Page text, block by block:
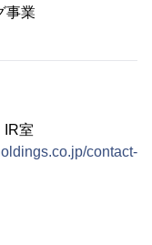
業
室
contact-